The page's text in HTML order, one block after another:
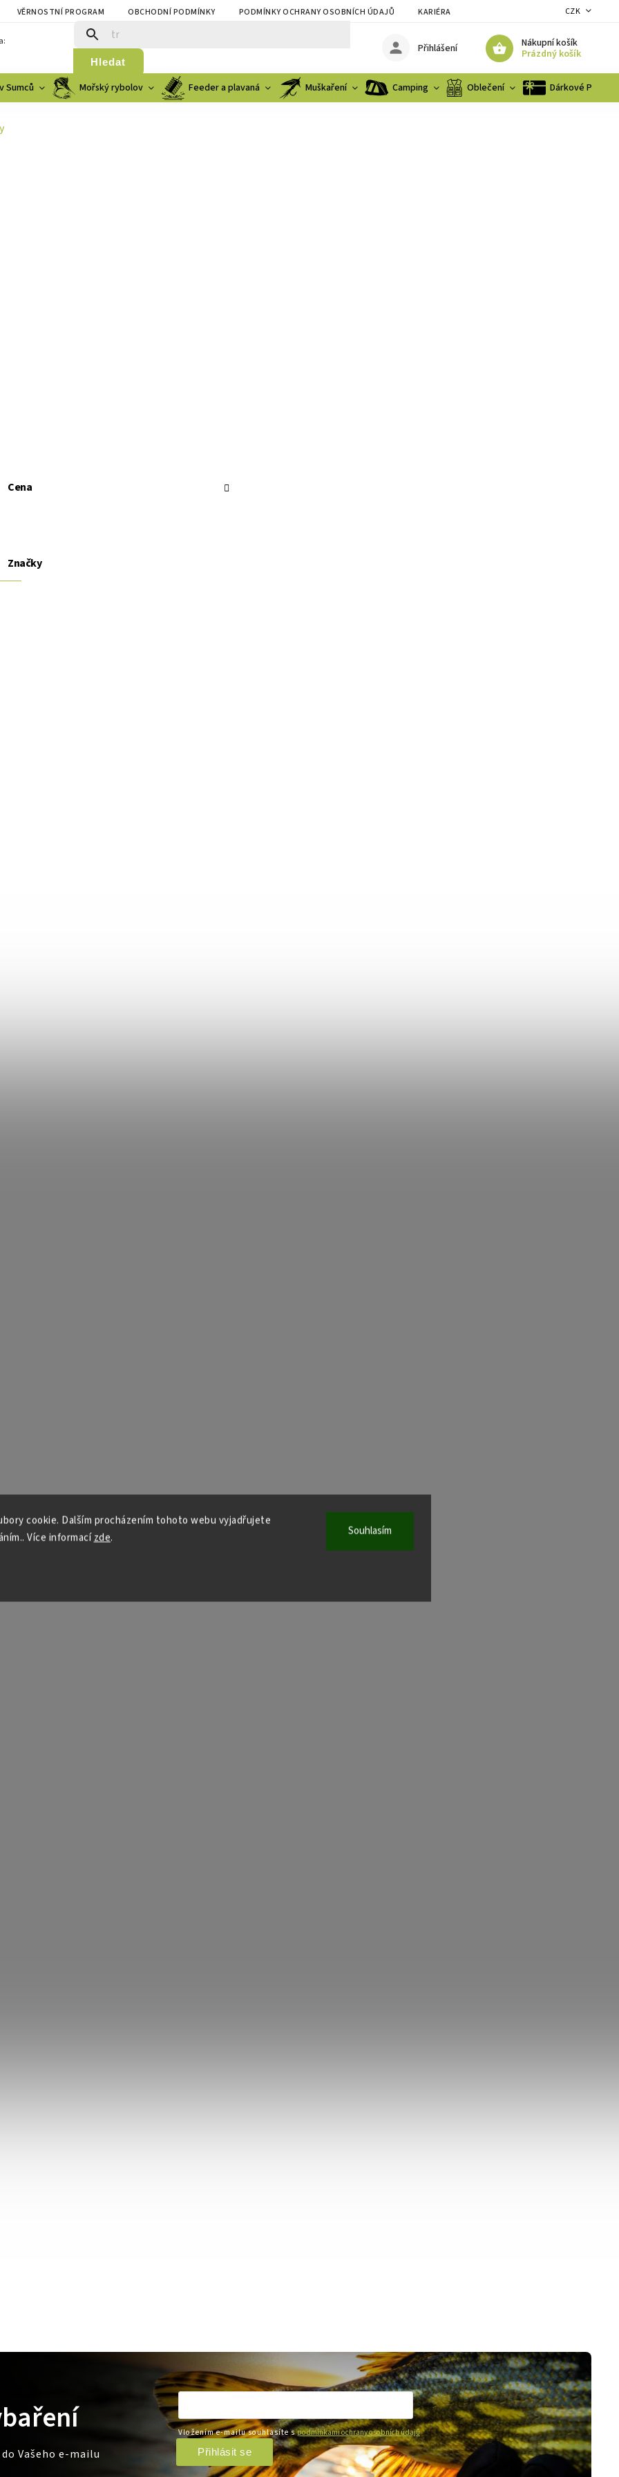
cookie. Dalším procházením tohoto webu vyjadřujete
Více informacízde. Souhlasím
VĚRNOSTNÍ PROGRAM OBCHODNÍ PODMÍNKY PODMÍNKY OCHRANY OSOBNÍCH ÚDAJŮ KARIÉRA CZK
Hledat
Nákupní košík
Prázdný košík
Přihlášení
Sumců Mořský rybolov Feeder a plavaná Muškaření Camping Oblečení Dárkové
Vašeho e-mailu
Vložením e-mailu souhlasíte spodmínkami ochrany osobních údajů
Přihlásit se